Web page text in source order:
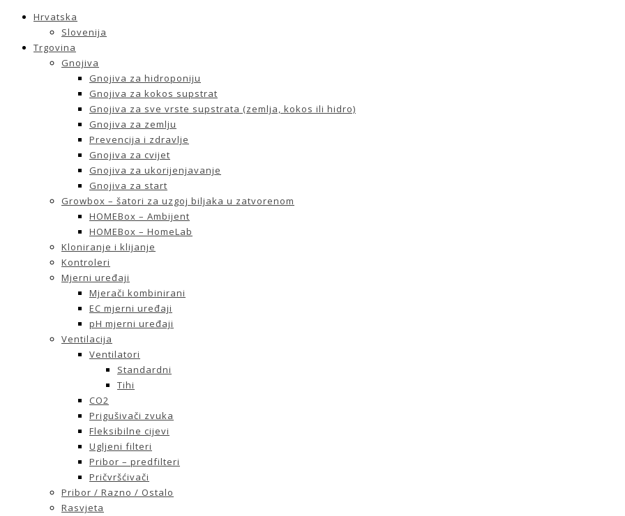
Hrvatska
Slovenija
Trgovina
Gnojiva
Gnojiva za hidroponiju
Gnojiva za kokos supstrat
Gnojiva za sve vrste supstrata (zemlja, kokos ili hidro)
Gnojiva za zemlju
Prevencija i zdravlje
Gnojiva za cvijet
Gnojiva za ukorijenjavanje
Gnojiva za start
Growbox – šatori za uzgoj biljaka u zatvorenom
HOMEBox – Ambijent
HOMEBox – HomeLab
Kloniranje i klijanje
Kontroleri
Mjerni uređaji
Mjerači kombinirani
EC mjerni uređaji
pH mjerni uređaji
Ventilacija
Ventilatori
Standardni
Tihi
CO2
Prigušivači zvuka
Fleksibilne cijevi
Ugljeni filteri
Pribor – predfilteri
Pričvršćivači
Pribor / Razno / Ostalo
Rasvjeta